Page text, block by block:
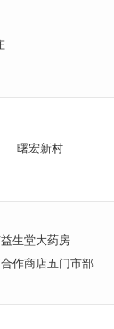
曙宏新村
生堂大药房
作商店五门市部